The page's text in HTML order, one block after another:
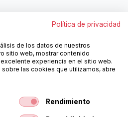
Política de privacidad
de los datos de nuestros
sitio web, mostrar contenido
experiencia en el sitio web.
las cookies que utilizamos, abre
Rendimiento